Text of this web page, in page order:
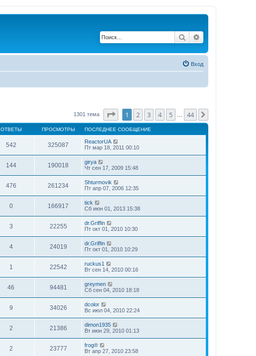
Поиск
Вход
1301 тема Страница 1 из44
1 2 3 4 5 44
ОТВЕТЫ ПРОСМОТРЫ ПОСЛЕДНЕЕ СООБЩЕНИЕ
542 325087
ReactorUA
Пт мар 18, 2011 00:10
144 190018
girya
Чт сен 17, 2009 15:48
476 261234
Shturmovik
Пт апр 07, 2006 12:35
0 166917
tick
Сб июн 01, 2013 15:38
3 22255
dr.Griffin
Пт окт 01, 2010 10:30
4 24019
dr.Griffin
Пт окт 01, 2010 10:29
1 22542
ruckus1
Вт сен 14, 2010 00:16
46 94481
greymen
Сб сен 04, 2010 18:18
9 34026
dcolor
Вс июл 04, 2010 22:24
2 21386
dimon1935
Вт июн 29, 2010 01:13
2 23777
frog®
Вт апр 27, 2010 23:58